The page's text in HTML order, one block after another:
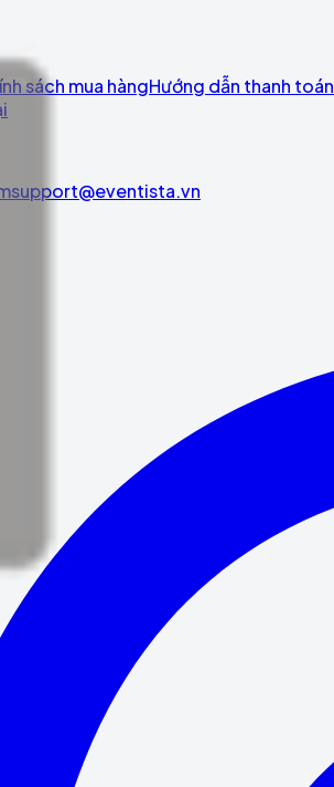
sách mua hàngHướng dẫn thanh toán
support@eventista.vn